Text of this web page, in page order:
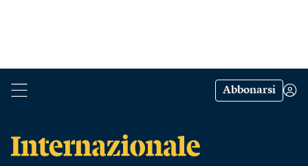
Abbonarsi